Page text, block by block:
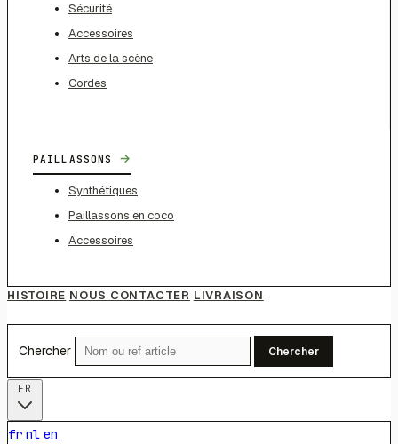
Sécurité
Accessoires
Arts de la scène
Cordes
PAILLASSONS →
Synthétiques
Paillassons en coco
Accessoires
HISTOIRE NOUS CONTACTER LIVRAISON
Chercher Chercher
fr nl en